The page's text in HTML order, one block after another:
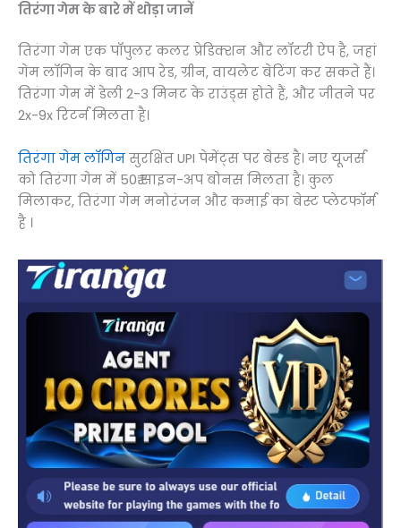
तिरंगा गेम के बारे में थोड़ा जानें
तिरंगा गेम एक पॉपुलर कलर प्रेडिक्शन और लॉटरी ऐप है, जहां
गेम लॉगिन के बाद आप रेड, ग्रीन, वायलेट बेटिंग कर सकते हैं।
तिरंगा गेम में डेली 2-3 मिनट के राउंड्स होते हैं, और जीतने पर
2x-9x रिटर्न मिलता है।
तिरंगा गेम लॉगिन सुरक्षित UPI पेमेंट्स पर बेस्ड है। नए यूजर्स
को तिरंगा गेम में 50₹ साइन-अप बोनस मिलता है। कुल
मिलाकर, तिरंगा गेम मनोरंजन और कमाई का बेस्ट प्लेटफॉर्म
है ।